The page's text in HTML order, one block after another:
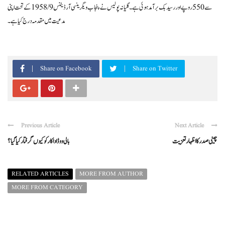
سے 550 روپے اور رسید بک برآمد ہوئی ہے۔گلیانہ پولیس نے پنجاب ویگرینسی آرڈیننس 1958/9 کے تحت اپنی
مدعیت میں مقدمہ درج کیا ہے۔
Share on Facebook Share on Twitter
Previous Article
بالی ووڈ اداکارکوکیوں گرفتارکیاگیا ؟
Next Article
چینی صدرکااظہارتعزیت
RELATED ARTICLES
MORE FROM AUTHOR
MORE FROM CATEGORY